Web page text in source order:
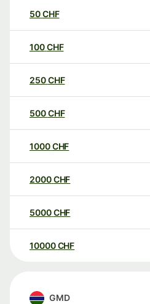
50CHF
100CHF
250CHF
500CHF
1000CHF
2000CHF
5000CHF
10000 CHF
GMD